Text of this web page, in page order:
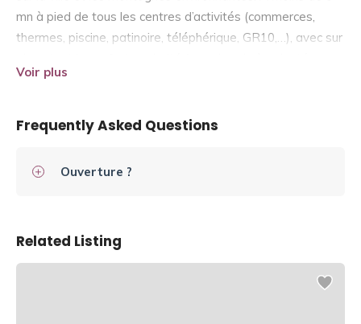
mn à pied de tous les centres d’activités (commerces,
thermes, piscine, patinoire, téléphérique, GR10,…), avec sur
laverie,…), vous profiterez aux portes du Parc National des
activités revitalisantes.
Voir plus
Frequently Asked Questions
Ouverture ?
Related Listing